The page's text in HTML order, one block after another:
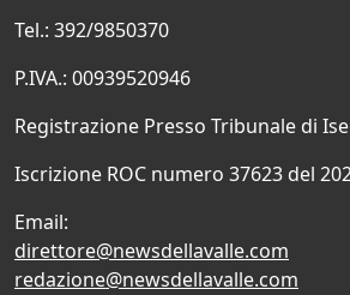
Tel.: 392/9850370
P.IVA.: 00939520946
Registrazione Presso Tribunale di
Iscrizione ROC numero 37623 del
Email:
direttore@newsdellavalle.com
redazione@newsdellavalle.com